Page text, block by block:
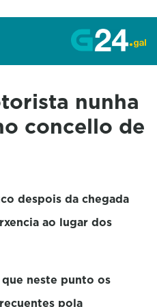
nunha
concello de
despois da chegada
ao lugar dos
neste punto os
pola